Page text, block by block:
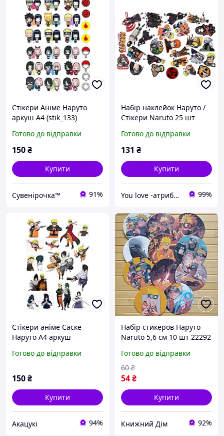
Стікери Аніме Наруто
аркуш А4 (stik_133)
Готово до відправки
150₴
Купити
Сувенірочка™ 91%
Набір наклейок Наруто /
Стікери Naruto 25 шт
Готово до відправки
131 ₴
Купити
You love -атрибутика, сувеніри та прикраси 99%
Стікери аніме Саске
Наруто А4 аркуш
Готово до відправки
150₴
Купити
Акацукі 94%
Набір стикеров Наруто
Naruto 5,6 см 10 шт 22292
Готово до відправки
54₴
60 ₴
Купити
Книжний Дім 92%